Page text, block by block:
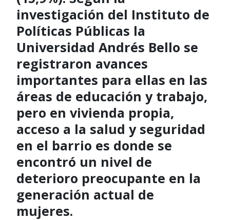
investigación del Instituto de
Políticas Públicas la
Universidad Andrés Bello se
registraron avances
importantes para ellas en las
áreas de educación y trabajo,
pero en vivienda propia,
acceso a la salud y seguridad
en el barrio es donde se
encontró un nivel de
deterioro preocupante en la
generación actual de
mujeres.